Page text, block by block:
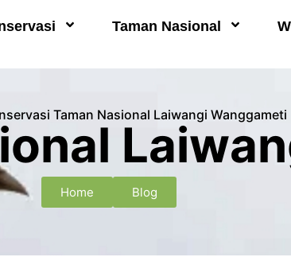
Taman Nasional
Taman Nasional Laiwangi Wanggameti
Home Blog